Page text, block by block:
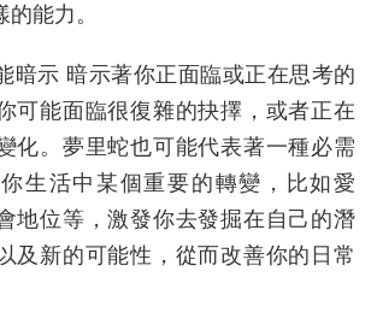
能力。
暗示 暗示著你正面臨或正在思考的
可能面臨很復雜的抉擇，或者正在
化。夢里蛇也可能代表著一種必需
生活中某個重要的轉變，比如愛
地位等，激發你去發掘在自己的潛
及新的可能性，從而改善你的日常